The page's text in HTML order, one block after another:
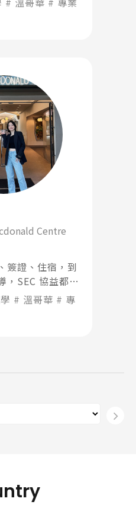
申請還是住宿
Centre
簽證、住宿，到
，SEC 協益都提
讓我在陌生國度
學習和成長。
溫哥華
專